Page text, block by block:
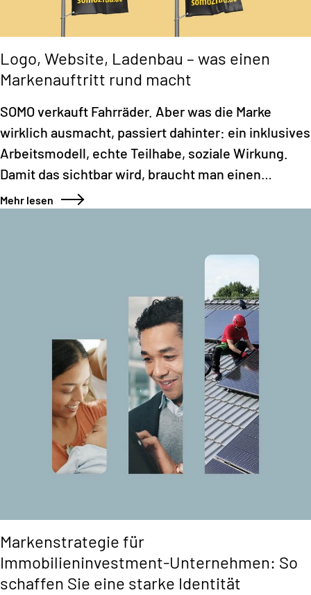
Logo, Website, Ladenbau – was einen
Markenauftritt rund macht
SOMO verkauft Fahrräder. Aber was die Marke
wirklich ausmacht, passiert dahinter: ein inklusives
Arbeitsmodell, echte Teilhabe, soziale Wirkung.
Damit das sichtbar wird, braucht man einen
Markenauftritt, der diese DNA übersetzt.
Mehr lesen
Markenstrategie für
Immobilieninvestment-Unternehmen: So
schaffen Sie eine starke Identität